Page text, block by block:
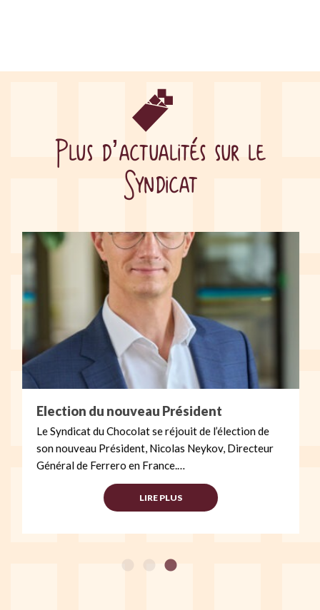
Plus d’actualités sur le
Syndicat
Election du nouveau Président
Le Syndicat du Chocolat se réjouit de l’élection de
son nouveau Président, Nicolas Neykov, Directeur
Général de Ferrero en France.…
LIRE PLUS